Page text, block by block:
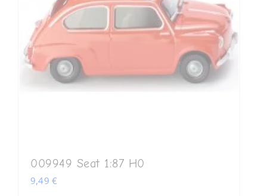
009949 Seat 1:87 H0
9,49€